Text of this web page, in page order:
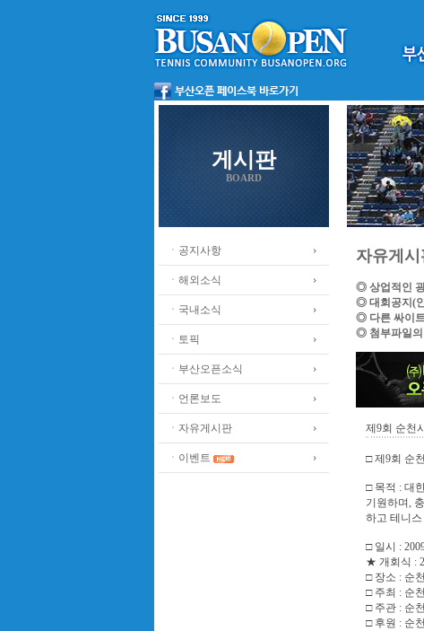
게시판
BOARD
ㆍ공지사항
ㆍ해외소식
ㆍ국내소식
ㆍ토픽
ㆍ부산오픈소식
ㆍ언론보도
ㆍ자유게시판
ㆍ이벤트
자유게시
◎ 상업적인
◎ 대회공지(
◎ 다른 싸이
◎ 첨부파일의
제9회 순천
□ 제9회 순
□ 목적 : 대
기원하며,
하고 테니
□ 일시 :
★ 개회식 :
□ 장소 : 순
□ 주최 : 순
□ 주관 : 순
□ 후원 : 순